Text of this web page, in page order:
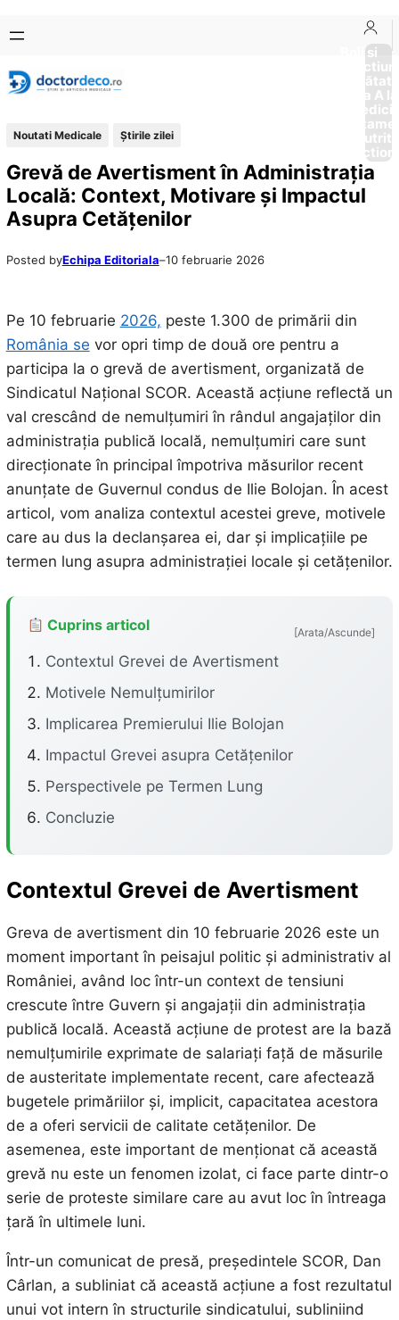
conținut
content
Boli si
Afectiuni
Sănătate
de la A
Noutati Medicale Știrile zilei
Grevă de Avertisment în Administrația
Locală: Context, Motivare și Impactul
Asupra Cetățenilor
Posted byEchipa Editoriala–10 februarie 2026
Pe 10 februarie 2026, peste 1.300 de primării din
România se vor opri timp de două ore pentru a
participa la o grevă de avertisment, organizată de
Sindicatul Național SCOR. Această acțiune reflectă un
val crescând de nemulțumiri în rândul angajaților din
administrația publică locală, nemulțumiri care sunt
direcționate în principal împotriva măsurilor recent
anunțate de Guvernul condus de Ilie Bolojan. În acest
articol, vom analiza contextul acestei greve, motivele
care au dus la declanșarea ei, dar și implicațiile pe
termen lung asupra administrației locale și cetățenilor.
Cuprins articol [Arata/Ascunde]
Contextul Grevei de Avertisment
Motivele Nemulțumirilor
Implicarea Premierului Ilie Bolojan
Impactul Grevei asupra Cetățenilor
Perspectivele pe Termen Lung
Concluzie
Contextul Grevei de Avertisment
Greva de avertisment din 10 februarie 2026 este un
moment important în peisajul politic și administrativ al
României, având loc într-un context de tensiuni
crescute între Guvern și angajații din administrația
publică locală. Această acțiune de protest are la bază
nemulțumirile exprimate de salariați față de măsurile
de austeritate implementate recent, care afectează
bugetele primăriilor și, implicit, capacitatea acestora
de a oferi servicii de calitate cetățenilor. De
asemenea, este important de menționat că această
grevă nu este un fenomen izolat, ci face parte dintr-o
serie de proteste similare care au avut loc în întreaga
țară în ultimele luni.
Într-un comunicat de presă, președintele SCOR, Dan
Cârlan, a subliniat că această acțiune a fost rezultatul
unui vot intern în structurile sindicatului, subliniind